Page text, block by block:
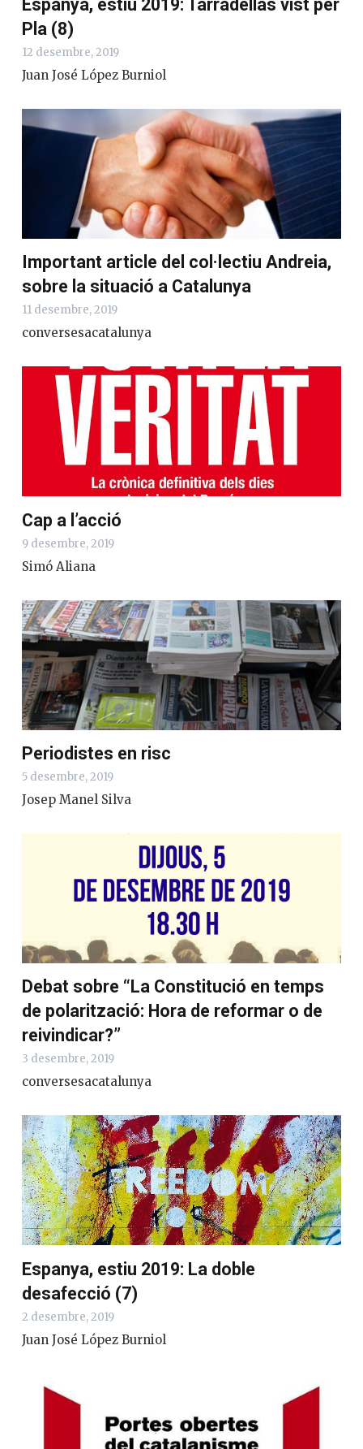
Espanya, estiu 2019: Tarradellas vist per
Pla (8)
12 desembre, 2019
Juan José López Burniol
Important article del col·lectiu Andreia,
sobre la situació a Catalunya
11 desembre, 2019
conversesacatalunya
Cap a l’acció
9 desembre, 2019
Simó Aliana
Periodistes en risc
5 desembre, 2019
Josep Manel Silva
Debat sobre “La Constitució en temps
de polarització: Hora de reformar o de
reivindicar?”
3 desembre, 2019
conversesacatalunya
Espanya, estiu 2019: La doble
desafecció (7)
2 desembre, 2019
Juan José López Burniol